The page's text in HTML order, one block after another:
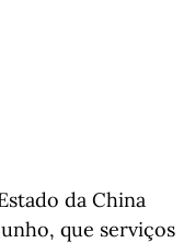
da China
que serviços